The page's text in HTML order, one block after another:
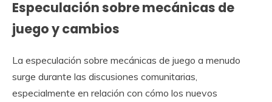
Especulación sobre mecánicas de
juego y cambios
La especulación sobre mecánicas de juego a menudo
surge durante las discusiones comunitarias,
especialmente en relación con cómo los nuevos